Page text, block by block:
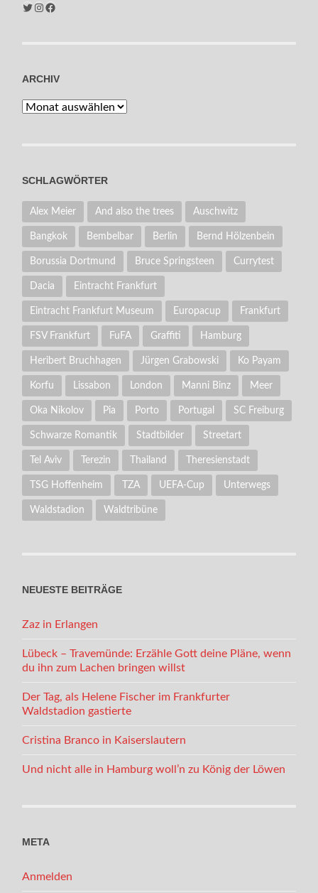
Twitter Instagram Facebook
ARCHIV
Archiv
SCHLAGWÖRTER
Alex Meier And also the trees Auschwitz
Bangkok Bembelbar Berlin Bernd Hölzenbein
Borussia Dortmund Bruce Springsteen Currytest
Dacia Eintracht Frankfurt
Eintracht Frankfurt Museum Europacup Frankfurt
FSV Frankfurt FuFA Graffiti Hamburg
Heribert Bruchhagen Jürgen Grabowski Ko Payam
Korfu Lissabon London Manni Binz Meer
Oka Nikolov Pia Porto Portugal SC Freiburg
Schwarze Romantik Stadtbilder Streetart
Tel Aviv Terezin Thailand Theresienstadt
TSG Hoffenheim TZA UEFA-Cup Unterwegs
Waldstadion Waldtribüne
NEUESTE BEITRÄGE
Zaz in Erlangen
Lübeck – Travemünde: Erzähle Gott deine Pläne, wenn
du ihn zum Lachen bringen willst
Der Tag, als Helene Fischer im Frankfurter
Waldstadion gastierte
Cristina Branco in Kaiserslautern
Und nicht alle in Hamburg woll’n zu König der Löwen
META
Anmelden